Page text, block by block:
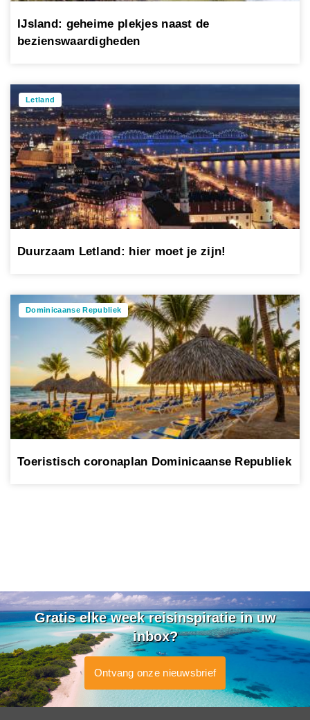
IJsland: geheime plekjes naast de
bezienswaardigheden
Letland
Duurzaam Letland: hier moet je zijn!
Dominicaanse Republiek
Toeristisch coronaplan Dominicaanse Republiek
Gratis elke week reisinspiratie in uw
inbox?
Ontvang onze nieuwsbrief